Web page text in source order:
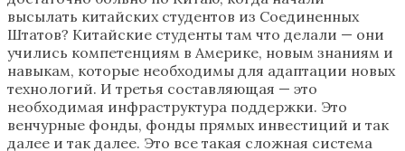
высылать китайских студентов из Соединенных
Штатов? Китайские студенты там что делали — они
учились компетенциям в Америке, новым знаниям и
навыкам, которые необходимы для адаптации новых
технологий. И третья составляющая — это
необходимая инфраструктура поддержки. Это
венчурные фонды, фонды прямых инвестиций и так
далее и так далее. Это все такая сложная система